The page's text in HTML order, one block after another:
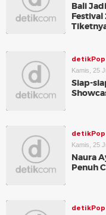
Bali
Festival
detikPop
Kamis, 25
Siap-
detikPop
Kamis, 25
Naura
Penuh
detikPop